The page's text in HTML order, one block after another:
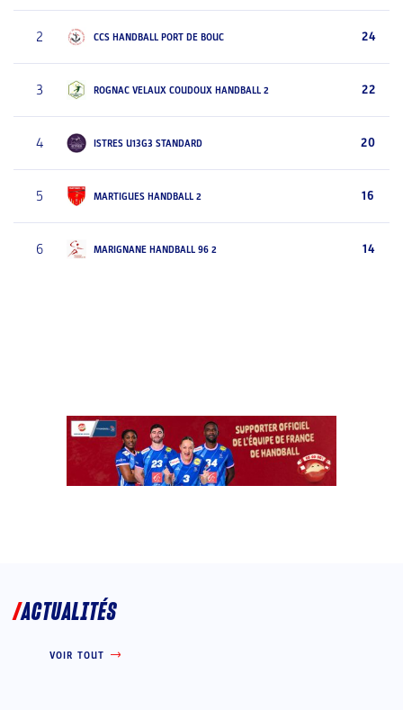
2 CCS HANDBALL PORT DE BOUC 24
3 ROGNAC VELAUX COUDOUX HANDBALL 2 22
4 ISTRES U13G3 STANDARD 20
5 MARTIGUES HANDBALL 2 16
6 MARIGNANE HANDBALL 96 2 14
ACTUALITÉS
VOIR TOUT